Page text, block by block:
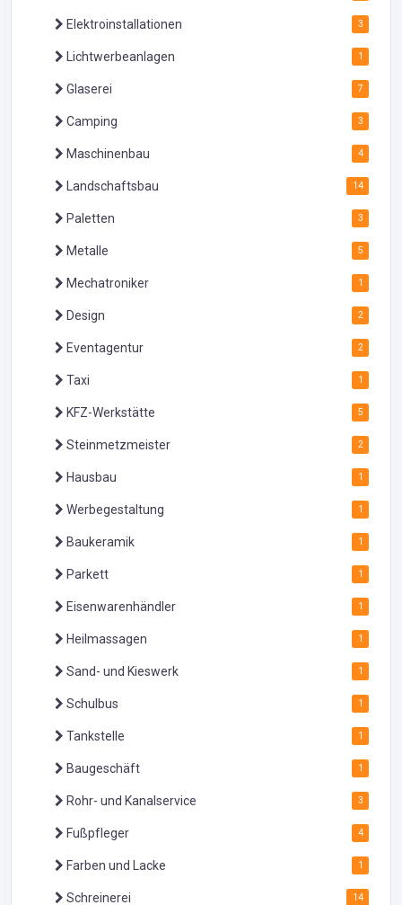
Elektroinstallationen 3
Lichtwerbeanlagen 1
Glaserei 7
Camping 3
Maschinenbau 4
Landschaftsbau 14
Paletten 3
Metalle 5
Mechatroniker 1
Design 2
Eventagentur 2
Taxi 1
KFZ-Werkstätte 5
Steinmetzmeister 2
Hausbau 1
Werbegestaltung 1
Baukeramik 1
Parkett 1
Eisenwarenhändler 1
Heilmassagen 1
Sand- und Kieswerk 1
Schulbus 1
Tankstelle 1
Baugeschäft 1
Rohr- und Kanalservice 3
Fußpfleger 4
Farben und Lacke 1
Schreinerei 14